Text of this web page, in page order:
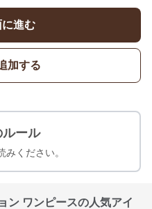
進む
加する
ルール
みください。
ン ワンピースの人気アイ